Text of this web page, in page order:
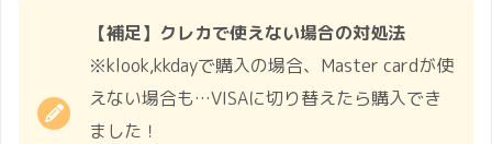
【補足】クレカで使えない場合の対処法
※klook,kkdayで購入の場合、Master cardが使
えない場合も…VISAに切り替えたら購入でき
ました！